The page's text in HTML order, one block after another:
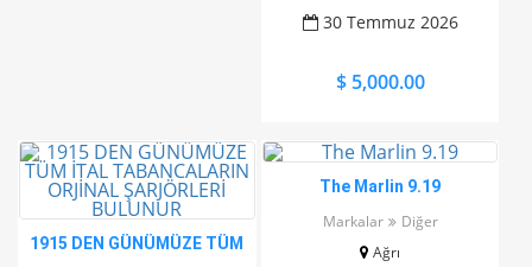
30 Temmuz 2026
$ 5,000.00
1915 DEN GÜNÜMÜZE TÜM
The Marlin 9.19
Markalar
Diğer
Ağrı